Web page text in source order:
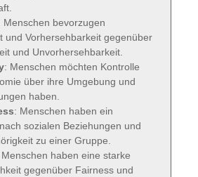
Menschen bevorzugen
und Vorhersehbarkeit gegenüber
und Unvorhersehbarkeit.
: Menschen möchten Kontrolle
über ihre Umgebung und
haben.
: Menschen haben ein
sozialen Beziehungen und
zu einer Gruppe.
Menschen haben eine starke
gegenüber Fairness und